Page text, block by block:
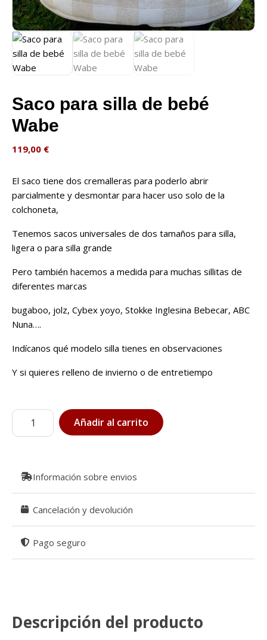
Saco para silla de bebé
Wabe
119,00 €
El saco tiene dos cremalleras para poderlo abrir
parcialmente y desmontar para hacer uso solo de la
colchoneta,
Tenemos sacos universales de dos tamaños para silla,
ligera o para silla grande
Pero también hacemos a medida para muchas sillitas de
diferentes marcas
bugaboo, jolz, Cybex yoyo, Stokke Inglesina Bebecar, ABC
Nuna….
Indícanos qué modelo silla tienes en observaciones
Y si quieres relleno de invierno o de entretiempo
Saco
bebé
Añadir al carrito
Información sobre envios
Cancelación y devolución
Pago seguro
Descripción del producto